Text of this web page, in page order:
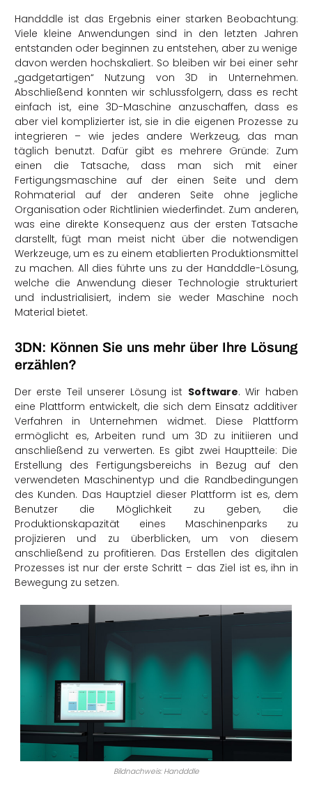
Handddle ist das Ergebnis einer starken Beobachtung:
Viele kleine Anwendungen sind in den letzten Jahren
entstanden oder beginnen zu entstehen, aber zu wenige
davon werden hochskaliert. So bleiben wir bei einer sehr
„gadgetartigen“ Nutzung von 3D in Unternehmen.
Abschließend konnten wir schlussfolgern, dass es recht
einfach ist, eine 3D-Maschine anzuschaffen, dass es
aber viel komplizierter ist, sie in die eigenen Prozesse zu
integrieren – wie jedes andere Werkzeug, das man
täglich benutzt. Dafür gibt es mehrere Gründe: Zum
einen die Tatsache, dass man sich mit einer
Fertigungsmaschine auf der einen Seite und dem
Rohmaterial auf der anderen Seite ohne jegliche
Organisation oder Richtlinien wiederfindet. Zum anderen,
was eine direkte Konsequenz aus der ersten Tatsache
darstellt, fügt man meist nicht über die notwendigen
Werkzeuge, um es zu einem etablierten Produktionsmittel
zu machen. All dies führte uns zu der Handddle-Lösung,
welche die Anwendung dieser Technologie strukturiert
und industrialisiert, indem sie weder Maschine noch
Material bietet.
3DN: Können Sie uns mehr über Ihre Lösung
erzählen?
Der erste Teil unserer Lösung ist Software. Wir haben
eine Plattform entwickelt, die sich dem Einsatz additiver
Verfahren in Unternehmen widmet. Diese Plattform
ermöglicht es, Arbeiten rund um 3D zu initiieren und
anschließend zu verwerten. Es gibt zwei Hauptteile: Die
Erstellung des Fertigungsbereichs in Bezug auf den
verwendeten Maschinentyp und die Randbedingungen
des Kunden. Das Hauptziel dieser Plattform ist es, dem
Benutzer die Möglichkeit zu geben, die
Produktionskapazität eines Maschinenparks zu
projizieren und zu überblicken, um von diesem
anschließend zu profitieren. Das Erstellen des digitalen
Prozesses ist nur der erste Schritt – das Ziel ist es, ihn in
Bewegung zu setzen.
Bildnachweis: Handddle